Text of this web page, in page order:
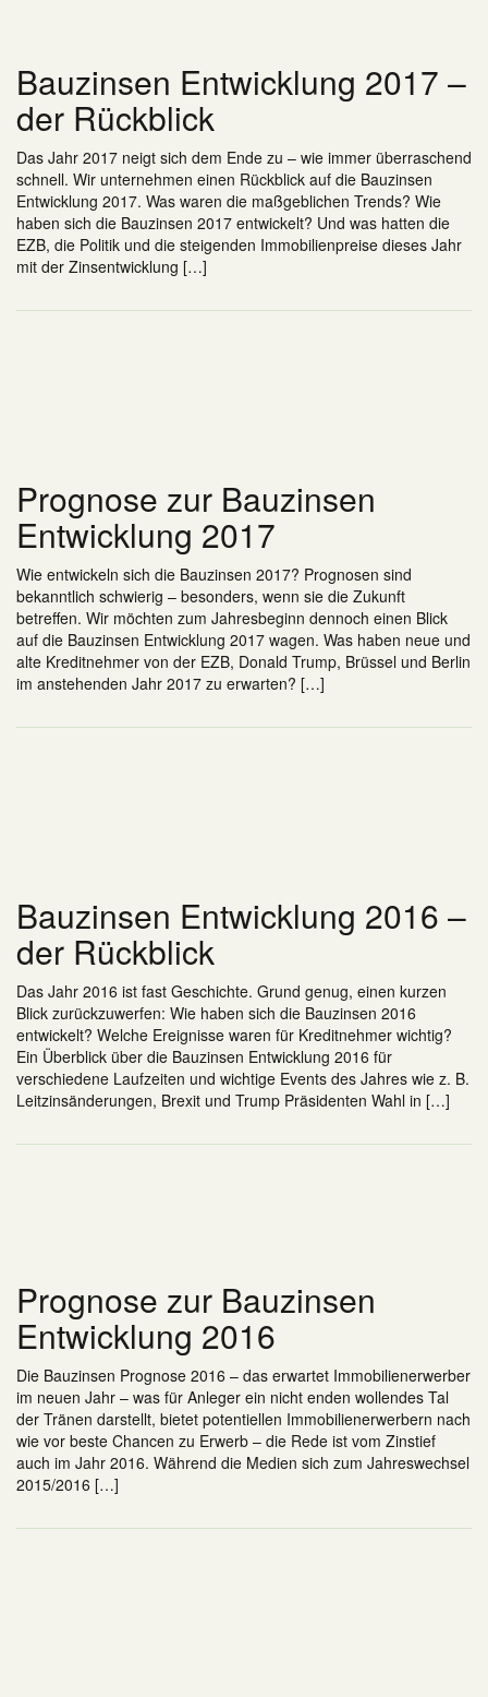
Bauzinsen Entwicklung 2017 –
der Rückblick
Das Jahr 2017 neigt sich dem Ende zu – wie immer überraschend
schnell. Wir unternehmen einen Rückblick auf die Bauzinsen
Entwicklung 2017. Was waren die maßgeblichen Trends? Wie
haben sich die Bauzinsen 2017 entwickelt? Und was hatten die
EZB, die Politik und die steigenden Immobilienpreise dieses Jahr
mit der Zinsentwicklung […]
Prognose zur Bauzinsen
Entwicklung 2017
Wie entwickeln sich die Bauzinsen 2017? Prognosen sind
bekanntlich schwierig – besonders, wenn sie die Zukunft
betreffen. Wir möchten zum Jahresbeginn dennoch einen Blick
auf die Bauzinsen Entwicklung 2017 wagen. Was haben neue und
alte Kreditnehmer von der EZB, Donald Trump, Brüssel und Berlin
im anstehenden Jahr 2017 zu erwarten? […]
Bauzinsen Entwicklung 2016 –
der Rückblick
Das Jahr 2016 ist fast Geschichte. Grund genug, einen kurzen
Blick zurückzuwerfen: Wie haben sich die Bauzinsen 2016
entwickelt? Welche Ereignisse waren für Kreditnehmer wichtig?
Ein Überblick über die Bauzinsen Entwicklung 2016 für
verschiedene Laufzeiten und wichtige Events des Jahres wie z. B.
Leitzinsänderungen, Brexit und Trump Präsidenten Wahl in […]
Prognose zur Bauzinsen
Entwicklung 2016
Die Bauzinsen Prognose 2016 – das erwartet Immobilienerwerber
im neuen Jahr – was für Anleger ein nicht enden wollendes Tal
der Tränen darstellt, bietet potentiellen Immobilienerwerbern nach
wie vor beste Chancen zu Erwerb – die Rede ist vom Zinstief
auch im Jahr 2016. Während die Medien sich zum Jahreswechsel
2015/2016 […]